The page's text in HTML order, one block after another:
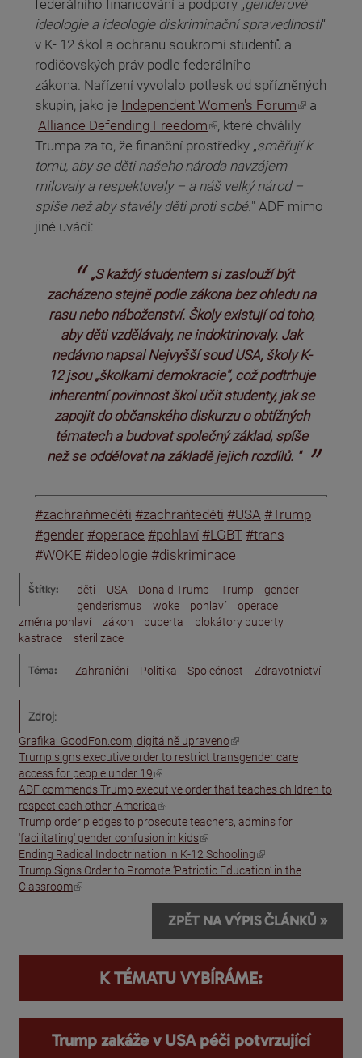
federálního financování a podpory „genderové
ideologie a ideologie diskriminační spravedlnosti“
v K- 12 škol a ochranu soukromí studentů a
rodičovských práv podle federálního
zákona. Nařízení vyvolalo potlesk od spřízněných
skupin, jako je Independent Women's Forum
(odkaz je externí)
a
Alliance Defending Freedom
(odkaz je externí)
, které chválily
Trumpa za to, že finanční prostředky „směřují k
tomu, aby se děti našeho národa navzájem
milovaly a respektovaly – a náš velký národ –
spíše než aby stavěly děti proti sobě." ADF mimo
jiné uvádí:
„S každý studentem si zaslouží být
zacházeno stejně podle zákona bez ohledu na
rasu nebo náboženství. Školy existují od toho,
aby děti vzdělávaly, ne indoktrinovaly. Jak
nedávno napsal Nejvyšší soud USA, školy K-
12 jsou „školkami demokracie“, což podtrhuje
inherentní povinnost škol učit studenty, jak se
zapojit do občanského diskurzu o obtížných
tématech a budovat společný základ, spíše
než se oddělovat na základě jejich rozdílů. "
#zachraňmeděti #zachraňteděti #USA #Trump
#gender #operace #pohlaví #LGBT #trans
#WOKE #ideologie #diskriminace
Štítky: děti USA Donald Trump Trump
gender
genderismus
woke pohlaví
operace
změna pohlaví
zákon puberta
blokátory puberty
kastrace
sterilizace
Téma: Zahraniční Politika Společnost Zdravotnictví
Zdroj:
Grafika: GoodFon.com, digitálně upraveno
(odkaz je externí)
Trump signs executive order to restrict transgender care
access for people under 19
(odkaz je externí)
ADF commends Trump executive order that teaches children to
respect each other, America
(odkaz je externí)
Trump order pledges to prosecute teachers, admins for
'facilitating' gender confusion in kids
(odkaz je externí)
Ending Radical Indoctrination in K-12 Schooling
(odkaz je externí)
Trump Signs Order to Promote ‘Patriotic Education’ in the
Classroom
(odkaz je externí)
ZPĚT NA VÝPIS ČLÁNKŮ »
K TÉMATU VYBÍRÁME:
Trump zakáže v USA péči potvrzující